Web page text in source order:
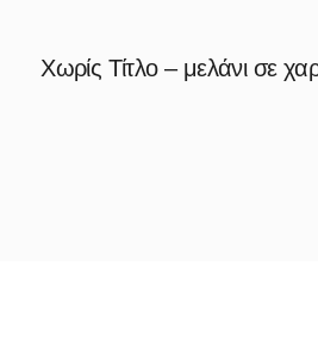
Χωρίς Τίτλο – μελάνι σε